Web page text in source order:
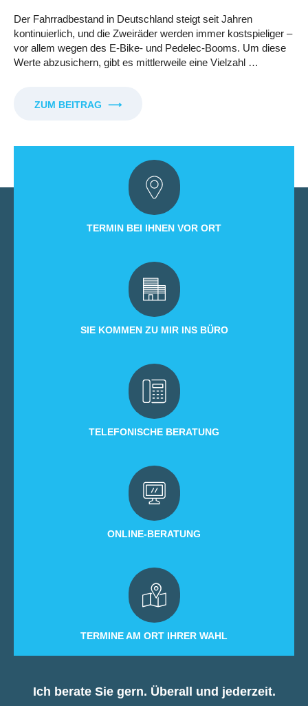
Der Fahrradbestand in Deutschland steigt seit Jahren
kontinuierlich, und die Zweiräder werden immer kostspieliger –
vor allem wegen des E-Bike- und Pedelec-Booms. Um diese
Werte abzusichern, gibt es mittlerweile eine Vielzahl …
ZUM BEITRAG ⟶
TERMIN BEI IHNEN VOR ORT
SIE KOMMEN ZU MIR INS BÜRO
TELEFONISCHE BERATUNG
ONLINE-BERATUNG
TERMINE AM ORT IHRER WAHL
Ich berate Sie gern. Überall und jederzeit.